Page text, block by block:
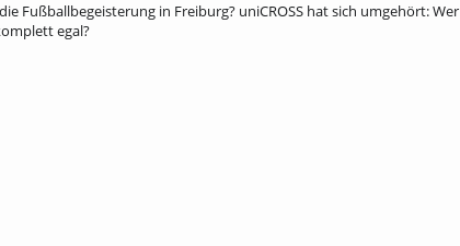
Fußballbegeisterung in Freiburg? uniCROSS hat sich umgehört: Wer
egal?